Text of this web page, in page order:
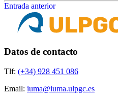
Entrada anterior
Datos de contacto
Tlf: (+34) 928 451 086
Email: iuma@iuma.ulpgc.es